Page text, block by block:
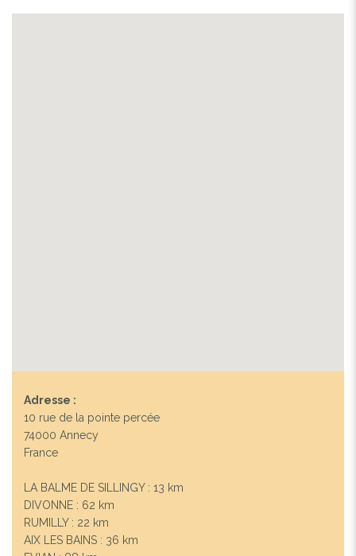
Previous
Adresse :
10 rue de la pointe percée
74000 Annecy
France
LA BALME DE SILLINGY : 13 km
DIVONNE : 62 km
RUMILLY : 22 km
AIX LES BAINS : 36 km